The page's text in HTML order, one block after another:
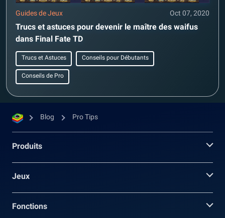
Guides de Jeux Oct 07, 2020
Trucs et astuces pour devenir le maître des waifus
dans Final Fate TD
Trucs et Astuces Conseils pour Débutants
Conseils de Pro
Blog Pro Tips
Produits
Jeux
Fonctions